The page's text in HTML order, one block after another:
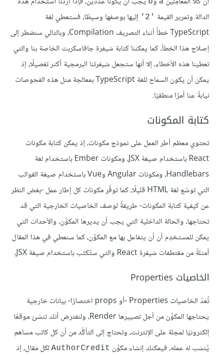
الدالة وتمرير القيمة '2'
إليها بوصفها وسيطًا، فستعطي لغة
TypeScript خطأً أثناء التصريف Compilation، وبالتالي سنضطر إلى
إصلاح هذا الخطأ، كما يمكننا كتابة شيفرة جافاسكربت الخاصة بنا والتي
تعطينا هذه الأخطاء، إلا أنها ستجعل شيفرتنا البرمجية أكثر تفصيلًا، إذ
يمكن أن يكون السماح للغة TypeScript بمعالجة مثل هذه الفحوصات
نيابةً عنا أمرًا منطقيًا.
كتابة المكونات
تحتوي معظم أطر العمل على نموذج مكونات، إذ يمكن كتابة مكونات
React باستخدام صيغة JSX، ومكونات Ember باستخدام لغة
Handlebars، ومكونات Angular وVue باستخدام صيغة القوالب
التي توسّع لغة HTML قليلًا، كما توفِّر مكونات كل إطار عمل -بغض النظر
عن كيفية كتابة المكونات- طريقةً لوصف الخاصيات الخارجية التي قد
تحتاجها، والحالة الداخلية التي يجب أن يديرها المكوِّن، والأحداث التي
يمكن للمستخدِم أن أن يتفاعل بها مع المكوِّن، كما سنعطي في هذا المقال
أمثلةً من مقتطفات شيفرة React والتي ستُكتَب باستخدام صيغة JSX.
الخاصيات Properties
تُعَدّ الخاصيات Properties -أو props اختصارًا- بيانات خارجية
يحتاجها المكوِّن من أجل تصييرها Render، ولنفترض أنك تنشئ موقعًا
إلكترونيًا لمجلة على الإنترنت، وتحتاج إلى التأكُّد من أن كل كاتب مساهم
يُنسَب له عمله، فيمكنك إنشاء مكوِّن AuthorCredit لكل مقال، إذ